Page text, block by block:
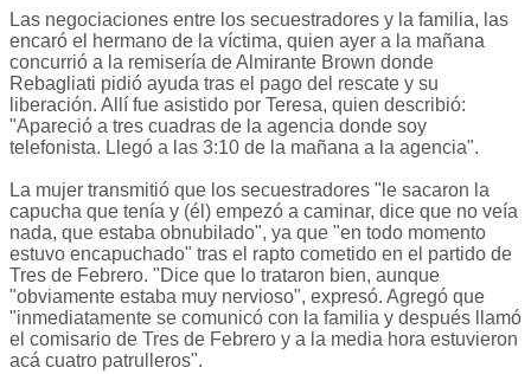
Las negociaciones entre los secuestradores y la familia, las
encaró el hermano de la víctima, quien ayer a la mañana
concurrió a la remisería de Almirante Brown donde
Rebagliati pidió ayuda tras el pago del rescate y su
liberación. Allí fue asistido por Teresa, quien describió:
"Apareció a tres cuadras de la agencia donde soy
telefonista. Llegó a las 3:10 de la mañana a la agencia".
La mujer transmitió que los secuestradores "le sacaron la
capucha que tenía y (él) empezó a caminar, dice que no veía
nada, que estaba obnubilado", ya que "en todo momento
estuvo encapuchado" tras el rapto cometido en el partido de
Tres de Febrero. "Dice que lo trataron bien, aunque
"obviamente estaba muy nervioso", expresó. Agregó que
"inmediatamente se comunicó con la familia y después llamó
el comisario de Tres de Febrero y a la media hora estuvieron
acá cuatro patrulleros".